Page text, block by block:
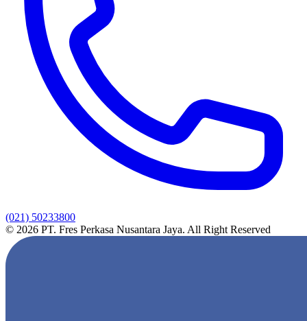
(021) 50233800
© 2026 PT. Fres Perkasa Nusantara Jaya. All Right Reserved